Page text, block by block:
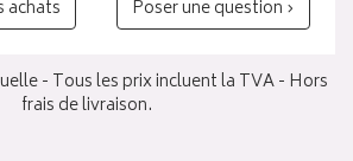
achats Poser une question ›
- Tous les prix incluent la TVA - Hors
frais de livraison.